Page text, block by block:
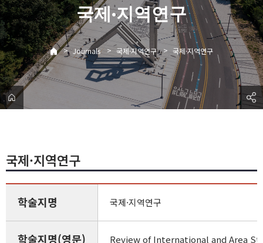
국제·지역연구
> Journals > 국제·지역연구 > 국제·지역연구
국제·지역연구
학술지명 국제·지역연구
학술지명(영문) Review of International and Area